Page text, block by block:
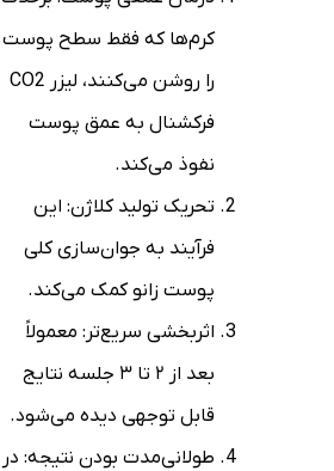
کرم‌ها که فقط سطح پوست
را روشن می‌کنند، لیزر CO2
فرکشنال به عمق پوست
نفوذ می‌کند.
تحریک تولید کلاژن: این
فرآیند به جوان‌سازی کلی
پوست زانو کمک می‌کند.
اثربخشی سریع‌تر: معمولاً
بعد از ۲ تا ۳ جلسه نتایج
قابل توجهی دیده می‌شود.
طولانی‌مدت بودن نتیجه: در